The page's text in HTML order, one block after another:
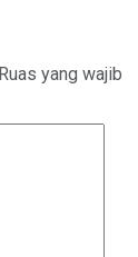
Ruas yang wajib